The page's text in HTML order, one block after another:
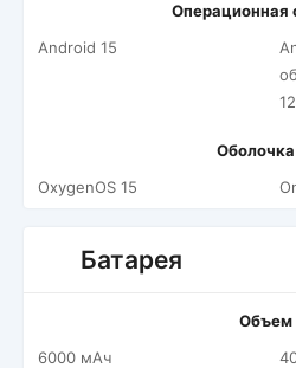
Операционная
Android 15
Оболочка
OxygenOS 15
Батарея
Объем
6000 мАч